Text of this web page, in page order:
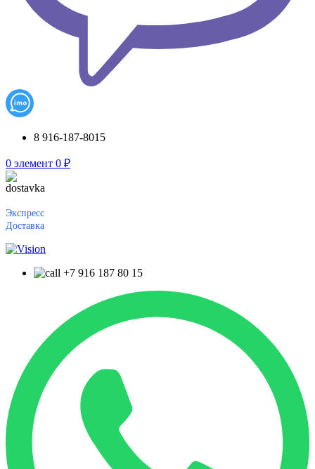
8 916-187-8015
0 элемент 0 ₽
Экспресс
Доставка
+7 916 187 80 15